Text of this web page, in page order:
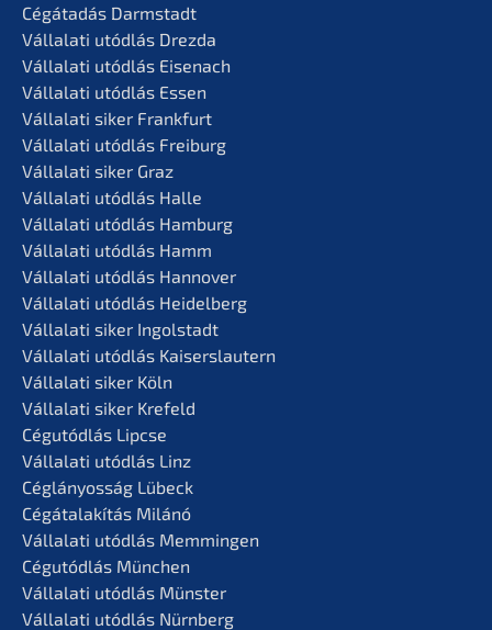
Cégáta­dás Darmstadt
Vállala­ti utódlás Drezda
Vállala­ti utódlás Eisenach
Vállala­ti utódlás Essen
Vállala­ti siker Frankfurt
Vállala­ti utódlás Freiburg
Vállala­ti siker Graz
Vállala­ti utódlás Halle
Vállala­ti utódlás Hamburg
Vállala­ti utódlás Hamm
Vállala­ti utódlás Hannover
Vállala­ti utódlás Heidelberg
Vállala­ti siker Ingolstadt
Vállala­ti utódlás Kaiserslautern
Vállala­ti siker Köln
Vállala­ti siker Krefeld
Cégutód­lás Lipcse
Vállala­ti utódlás Linz
Céglá­n­yos­ság Lübeck
Cégátalakí­tás Milánó
Vállala­ti utódlás Memmingen
Cégutód­lás München
Vállala­ti utódlás Münster
Vállala­ti utódlás Nürnberg